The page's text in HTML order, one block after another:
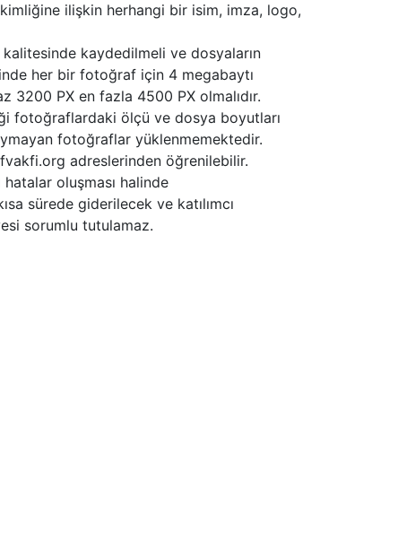
ilişkin herhangi bir isim, imza, logo,
kalitesinde kaydedilmeli ve dosyaların
her bir fotoğraf için 4 megabaytı
3200 PX en fazla 4500 PX olmalıdır.
fotoğraflardaki ölçü ve dosya boyutları
fotoğraflar yüklenmemektedir.
adreslerinden öğrenilebilir.
oluşması halinde
sürede giderilecek ve katılımcı
sorumlu tutulamaz.